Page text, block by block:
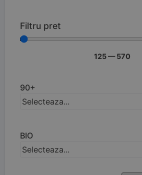
Filtru pret
125 —570
90+
Selecteaza...
BIO
Selecteaza...